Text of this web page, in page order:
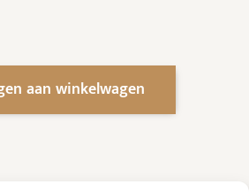
aan winkelwagen